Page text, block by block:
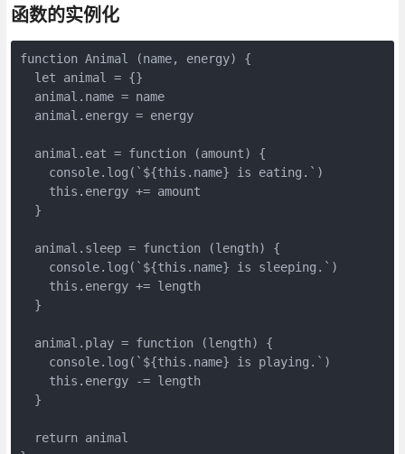
函数的实例化
function Animal (name, energy) {
  let animal = {}
  animal.name = name
  animal.energy = energy
  animal.eat = function (amount) {
    console.log(`${this.name} is eating.`)
    this.energy += amount
  }
  animal.sleep = function (length) {
    console.log(`${this.name} is sleeping.`)
    this.energy += length
  }
  animal.play = function (length) {
    console.log(`${this.name} is playing.`)
    this.energy -= length
  }
  return animal